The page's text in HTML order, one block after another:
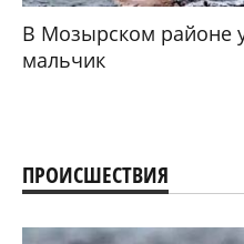
В Мозырском районе
мальчик
ПРОИСШЕСТВИЯ